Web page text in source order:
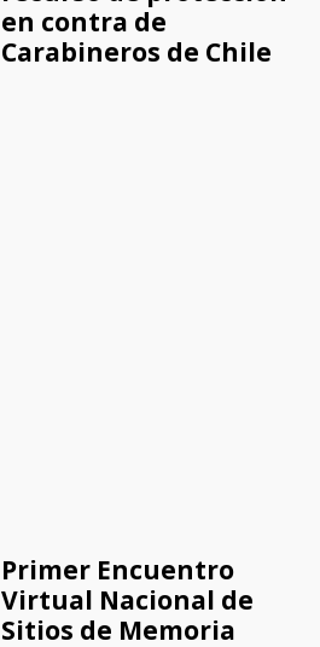
en contra de
Carabineros de Chile
Primer Encuentro
Virtual Nacional de
Sitios de Memoria